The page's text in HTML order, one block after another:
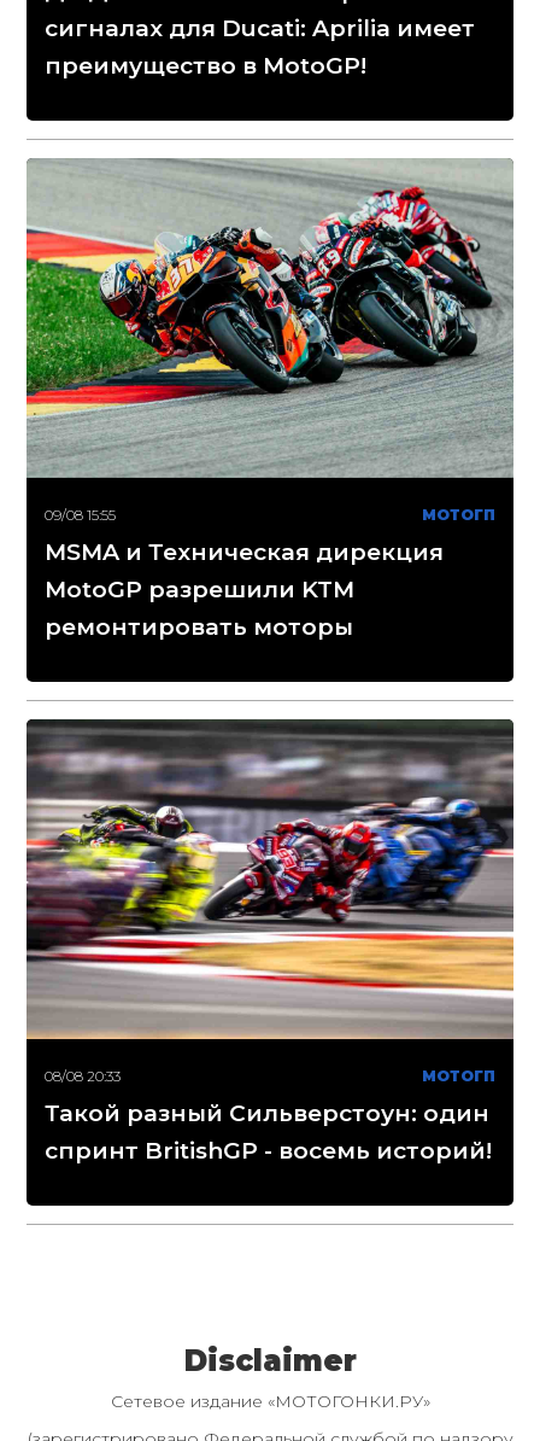
сигналах для Ducati: Aprilia имеет
преимущество в MotoGP!
09/08 15:55 МОТОГП
MSMA и Техническая дирекция
MotoGP разрешили KTM
ремонтировать моторы
08/08 20:33 МОТОГП
Такой разный Сильверстоун: один
спринт BritishGP - восемь историй!
Disclaimer
Сетевое издание «МОТОГОНКИ.РУ»